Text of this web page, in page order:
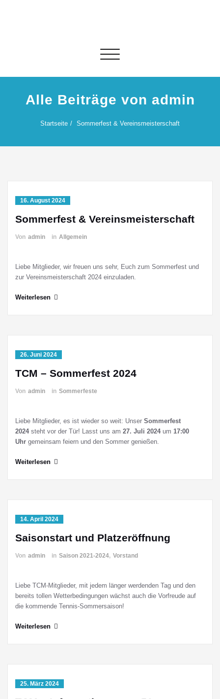
Schalte Navigation
Alle Beiträge von admin
Startseite Sommerfest & Vereinsmeisterschaft
16. August 2024
Sommerfest & Vereinsmeisterschaft
Von admin in Allgemein
Liebe Mitglieder, wir freuen uns sehr, Euch zum Sommerfest und
zur Vereinsmeisterschaft 2024 einzuladen.
Weiterlesen
26. Juni 2024
TCM – Sommerfest 2024
Von admin in Sommerfeste
Liebe Mitglieder, es ist wieder so weit: Unser Sommerfest
2024steht vor der Tür! Lasst uns am 27. Juli 2024um 17:00
Uhr gemeinsam feiern und den Sommer genießen.
Weiterlesen
14. April 2024
Saisonstart und Platzeröffnung
Von admin in Saison 2021-2024, Vorstand
Liebe TCM-Mitglieder, mit jedem länger werdenden Tag und den
bereits tollen Wetterbedingungen wächst auch die Vorfreude auf
die kommende Tennis-Sommersaison!
Weiterlesen
25. März 2024